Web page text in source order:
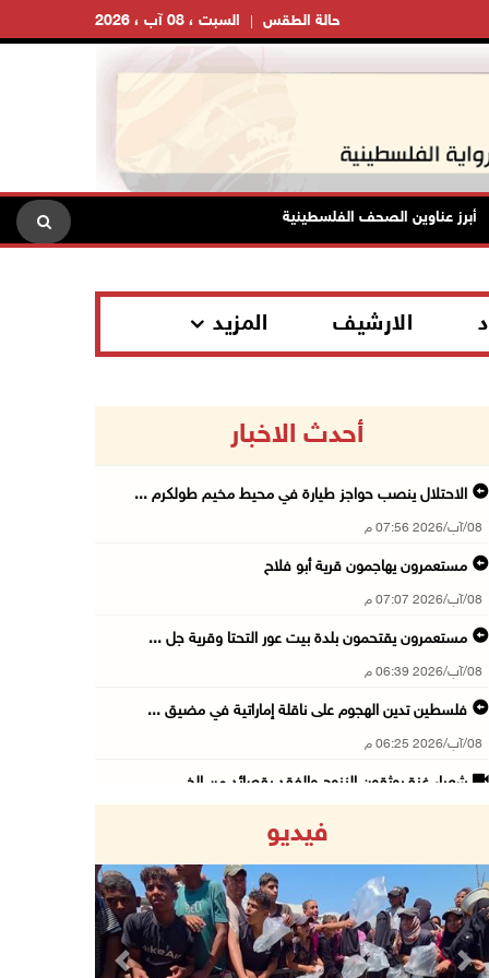
السبت ، 08 آب ، 2026 حالة الطقس
عناوين الصحف الفلسطينية 3 إصابات برصاص الاحتلال شمال خان يونس
الارشيف المزيد
أحدث الاخبار
الاحتلال ينصب حواجز طيارة في محيط مخيم طولكرم ...
08/آب/2026 07:56 م
مستعمرون يهاجمون قرية أبو فلاح
08/آب/2026 07:07 م
مستعمرون يقتحمون بلدة بيت عور التحتا وقرية جل ...
08/آب/2026 06:39 م
فلسطين تدين الهجوم على ناقلة إماراتية في مضيق ...
08/آب/2026 06:25 م
شعراء غزة يوثقون النزوح والفقد بقصائد من الخي ...
08/آب/2026 06:20 م
إصابات بالاختناق خلال اقتحام الاحتلال قرية ال ...
08/آب/2026 05:52 م
فيديو
Previous Next